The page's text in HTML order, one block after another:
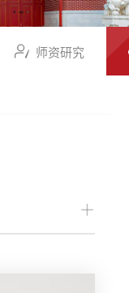
师资研究